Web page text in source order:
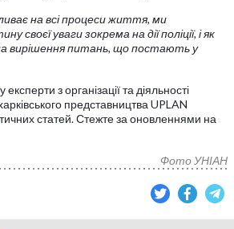
на всі процеси життя, ми
своєї уваги зокрема на дії поліції, і як
вирішення питань, що постають у
з організації та діяльності
представництва UPLAN
статей. Стежте за оновленнями на
Фото УНІАН